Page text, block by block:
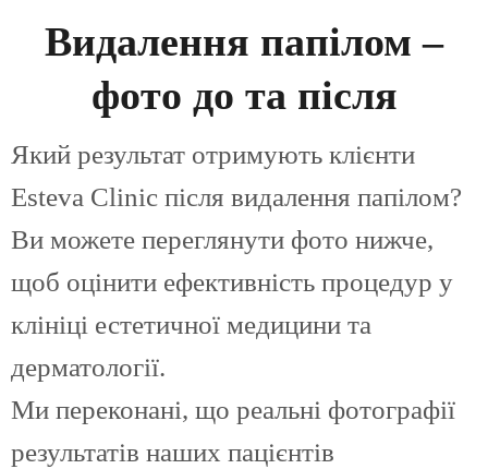
Видалення папілом –
фото до та після
Який результат отримують клієнти
Esteva Clinic після видалення папілом?
Ви можете переглянути фото нижче,
щоб оцінити ефективність процедур у
клініці естетичної медицини та
дерматології.
Ми переконані, що реальні фотографії
результатів наших пацієнтів